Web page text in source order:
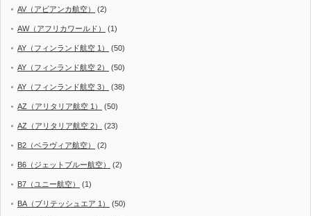
AV（アビアンカ航空） (2)
AW（アフリカワールド） (1)
AY（フィンランド航空 1） (50)
AY（フィンランド航空 2） (50)
AY（フィンランド航空 3） (38)
AZ（アリタリア航空 1） (50)
AZ（アリタリア航空 2） (23)
B2（ベラヴィア航空） (2)
B6（ジェットブルー航空） (2)
B7（ユニー航空） (1)
BA（ブリテッシュエア 1） (50)